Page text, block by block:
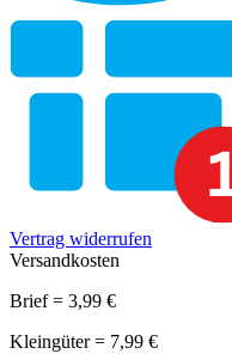
Vertrag widerrufen
Versandkosten
Brief = 3,99 €
Kleingüter = 7,99 €